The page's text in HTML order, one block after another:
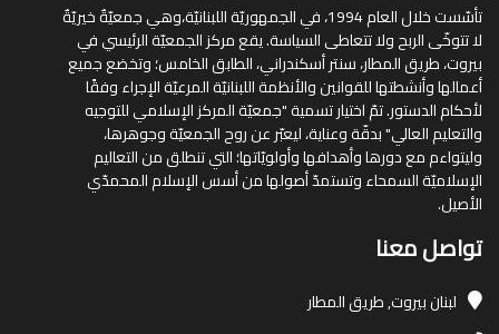
تأسّست خلال العام 1994، في الجمهوريّة اللبنانيّة،وهي جمعيّةٌ خيريّةٌ
لا تتوخّى الربح ولا تتعاطى السياسة. يقع مركز الجمعيّة الرئيسي في
بيروت، طريق المطار، سنتر أسكندراني، الطابق الخامس؛ وتخضع جميع
أعمالها وأنشطتها للقوانين والأنظمة اللبنانيّة المرعيّة الإجراء وفقًا
لأحكام الدستور. تمّ اختيار تسمية "جمعيّة المركز الإسلامي للتوجيه
والتعليم العالي" بدقّة وعناية، ليعبّر عن روح الجمعيّة وجوهرها،
وليتواءم مع دورها وأهدافها وأولويّاتها؛ التي تنطلق من التعاليم
الإسلاميّة السمحاء وتستمدّ أصولها من أسس الإسلام المحمدّي
الأصيل.
تواصل معنا
لبنانبيروت, طريق المطار